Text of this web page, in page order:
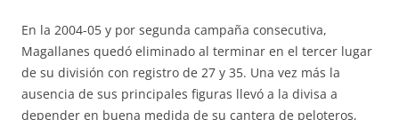
En la 2004-05 y por segunda campaña consecutiva,
Magallanes quedó eliminado al terminar en el tercer lugar
de su división con registro de 27 y 35. Una vez más la
ausencia de sus principales figuras llevó a la divisa a
depender en buena medida de su cantera de peloteros,